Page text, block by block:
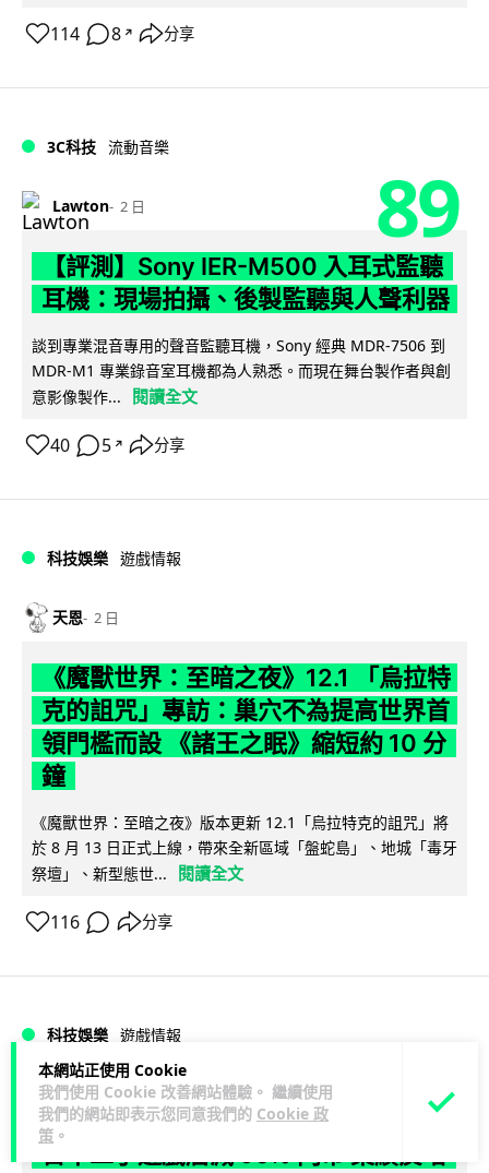
本網站正使用 Cookie
我們使用 Cookie 改善網站體驗。 繼續使用
我們的網站即表示您同意我們的 Cookie 政
策 。
114 8 ↗ 分享
3C科技 流動音樂
Lawton 2 日 89
【評測】Sony IER-M500 入耳式監聽
耳機：現場拍攝、後製監聽與人聲利器
談到專業混音專用的聲音監聽耳機，Sony 經典 MDR-7506 到
MDR-M1 專業錄音室耳機都為人熟悉。而現在舞台製作者與創
意影像製作...
閱讀全文
40 5 ↗ 分享
科技娛樂 遊戲情報
天恩 2 日
《魔獸世界：至暗之夜》12.1 「烏拉特
克的詛咒」專訪：巢穴不為提高世界首
領門檻而設 《諸王之眠》縮短約 10 分
鐘
《魔獸世界：至暗之夜》版本更新 12.1「烏拉特克的詛咒」將
於 8 月 13 日正式上線，帶來全新區域「盤蛇島」、地城「毒牙
祭壇」、新型態世...
閱讀全文
116 分享
科技娛樂 遊戲情報
Lawton 2 日